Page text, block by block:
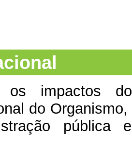
os impactos
do
pública